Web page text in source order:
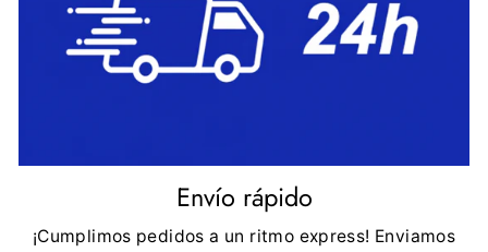
Envío rápido
¡Cumplimos pedidos a un ritmo express! Enviamos